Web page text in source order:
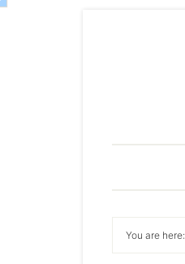
You are here: